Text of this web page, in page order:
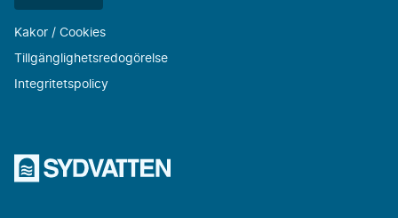
Kakor / Cookies
Tillgänglighetsredogörelse
Integritetspolicy